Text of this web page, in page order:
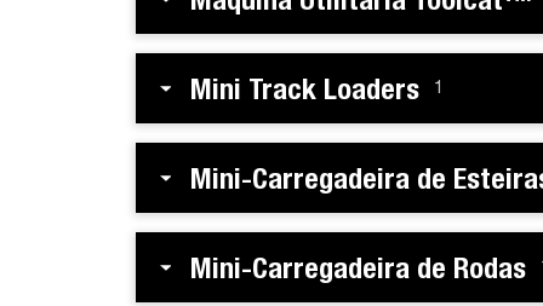
Mini Track Loaders 1
Mini-Carregadeira de
Mini-Carregadeira de Rodas